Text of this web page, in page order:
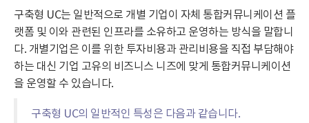
구축형 UC는 일반적으로 개별 기업이 자체 통합커뮤니케이션 플
랫폼 및 이와 관련된 인프라를 소유하고 운영하는 방식을 말합니
다. 개별기업은 이를 위한 투자비용과 관리비용을 직접 부담해야
하는 대신 기업 고유의 비즈니스 니즈에 맞게 통합커뮤니케이션
을 운영할 수 있습니다.
구축형 UC의 일반적인 특성은 다음과 같습니다.